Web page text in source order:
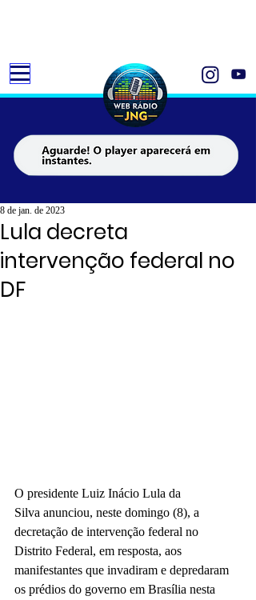
Lula decreta
intervenção federal no
DF
8 de jan. de 2023
O presidente Luiz Inácio Lula da
Silva anunciou, neste domingo (8), a
decretação de intervenção federal no
Distrito Federal, em resposta, aos
manifestantes que invadiram e depredaram
os prédios do governo em Brasília nesta